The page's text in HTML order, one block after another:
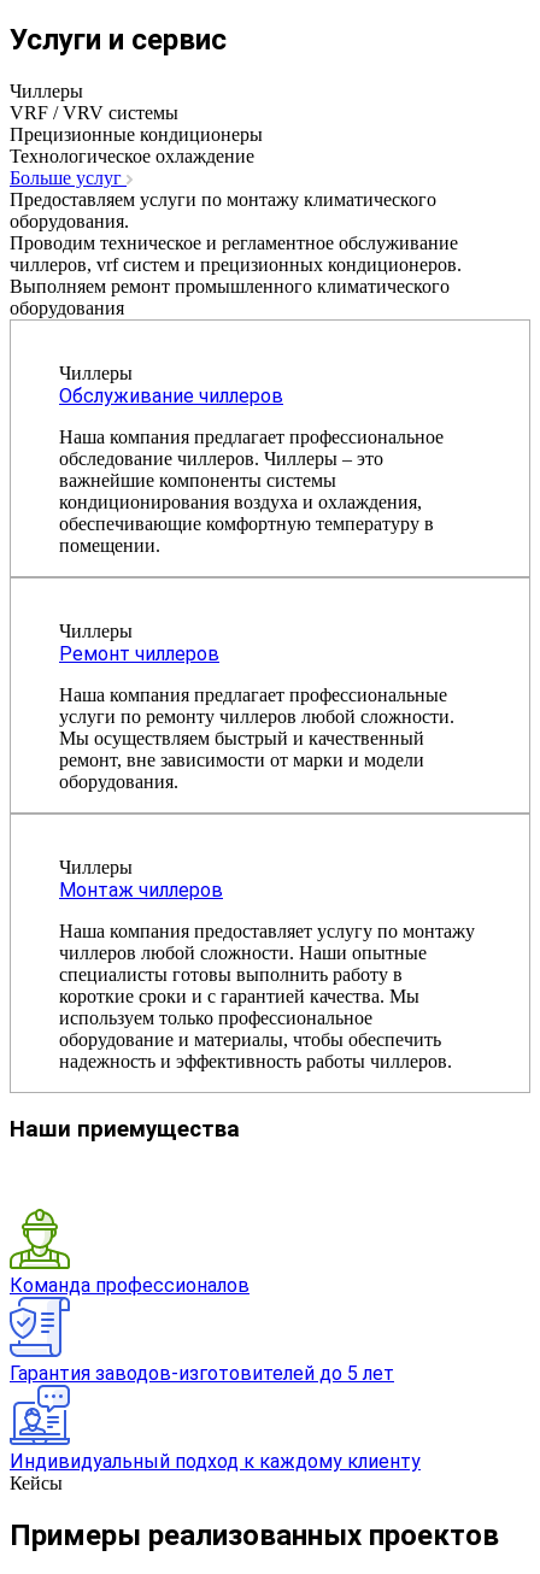
Услуги и сервис
Чиллеры
VRF / VRV системы
Прецизионные кондиционеры
Технологическое охлаждение
Больше услуг
Предоставляем услуги по монтажу климатического
оборудования.
Проводим техническое и регламентное обслуживание
чиллеров, vrf систем и прецизионных кондиционеров.
Выполняем ремонт промышленного климатического
оборудования
Чиллеры
Обслуживание чиллеров
Наша компания предлагает профессиональное
обследование чиллеров. Чиллеры – это
важнейшие компоненты системы
кондиционирования воздуха и охлаждения,
обеспечивающие комфортную температуру в
помещении.
Чиллеры
Ремонт чиллеров
Наша компания предлагает профессиональные
услуги по ремонту чиллеров любой сложности.
Мы осуществляем быстрый и качественный
ремонт, вне зависимости от марки и модели
оборудования.
Чиллеры
Монтаж чиллеров
Наша компания предоставляет услугу по монтажу
чиллеров любой сложности. Наши опытные
специалисты готовы выполнить работу в
короткие сроки и с гарантией качества. Мы
используем только профессиональное
оборудование и материалы, чтобы обеспечить
надежность и эффективность работы чиллеров.
Наши приемущества
Команда профессионалов
Гарантия заводов-изготовителей до 5 лет
Индивидуальный подход к каждому клиенту
Кейсы
Примеры реализованных проектов